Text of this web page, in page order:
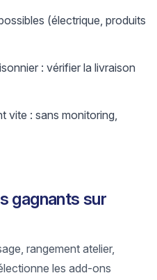
(électrique, produits
: vérifier la livraison
vite : sans monitoring,
gagnants sur
rangement atelier,
les add-ons